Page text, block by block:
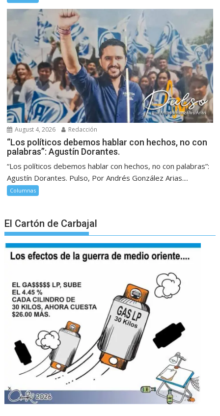
August 4, 2026 Redacción
“Los políticos debemos hablar con hechos, no con
palabras”: Agustín Dorantes.
“Los políticos debemos hablar con hechos, no con palabras”:
Agustín Dorantes. Pulso, Por Andrés González Arias....
Columnas
El Cartón de Carbajal